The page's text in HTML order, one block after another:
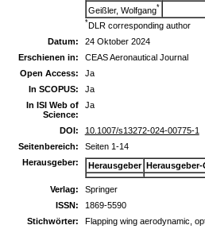
Geißler, Wolfgang*
*DLR corresponding author
Datum:
24 Oktober 2024
Erschienen in:
CEAS Aeronautical Journal
Open Access:
Ja
In SCOPUS:
Ja
In ISI Web of
Science:
Ja
DOI:
10.1007/s13272-024-00775-1
Seitenbereich:
Seiten 1-14
Herausgeber:
Herausgeber Herausgeber-
Verlag:
Springer
ISSN:
1869-5590
Stichwörter:
Flapping wing aerodynamic,